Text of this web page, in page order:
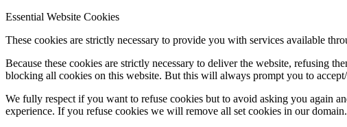
Essential Website Cookies
These cookies are strictly necessary to provide you with services available
Because these cookies are strictly necessary to deliver the website, refusing
blocking all cookies on this website. But this will always prompt you to
We fully respect if you want to refuse cookies but to avoid asking you again
experience. If you refuse cookies we will remove all set cookies in our domain.